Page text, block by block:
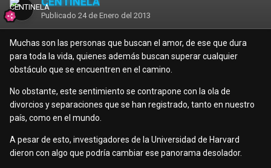
Publicado 24 de Enero del 2013
Muchas son las personas que buscan el amor, de ese que dura
para toda la vida, quienes además buscan superar cualquier
obstáculo que se encuentren en el camino.
No obstante, este sentimiento se contrapone con la ola de
divorcios y separaciones que se han registrado, tanto en nuestro
país, como en el mundo.
A pesar de esto, investigadores de la Universidad de Harvard
dieron con algo que podría cambiar ese panorama desolador.